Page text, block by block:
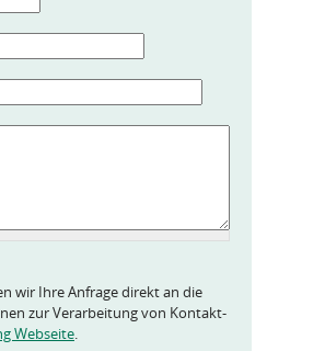
wir Ihre Anfrage direkt an die
zur Verarbeitung von Kontakt-
Webseite.